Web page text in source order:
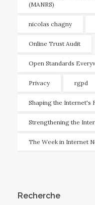
(MANRS)
nicolas chagny
Online Trust Audit
Open Standards
Privacy rgpd
Shaping the Internet's
Strengthening the
The Week in Internet
Recherche